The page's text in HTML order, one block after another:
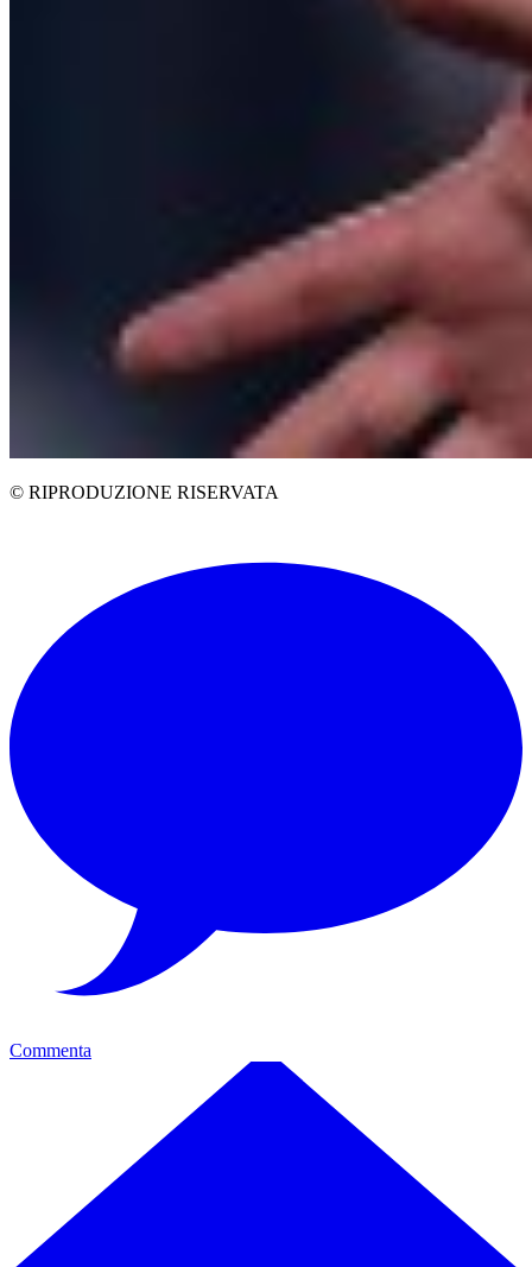
© RIPRODUZIONE RISERVATA
Commenta